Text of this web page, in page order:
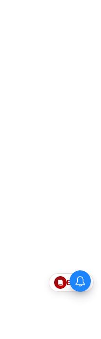
Epaper